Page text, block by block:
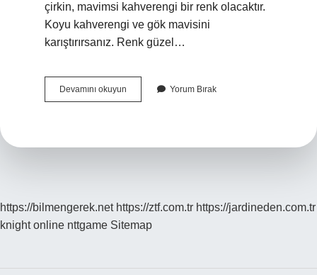
çirkin, mavimsi kahverengi bir renk olacaktır.
Koyu kahverengi ve gök mavisini
karıştırırsanız. Renk güzel…
Devamını okuyun
Ile
Yorum Bırak
https://bilmengerek.net https://ztf.com.tr https://jardineden.com.tr
knight online nttgame Sitemap